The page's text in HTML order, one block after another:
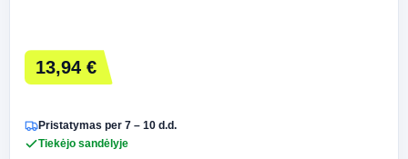
13,94 €
Pristatymas per 7 – 10 d.d.
Tiekėjo sandėlyje